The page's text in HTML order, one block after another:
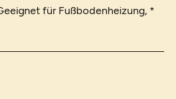
für Fußbodenheizung, *